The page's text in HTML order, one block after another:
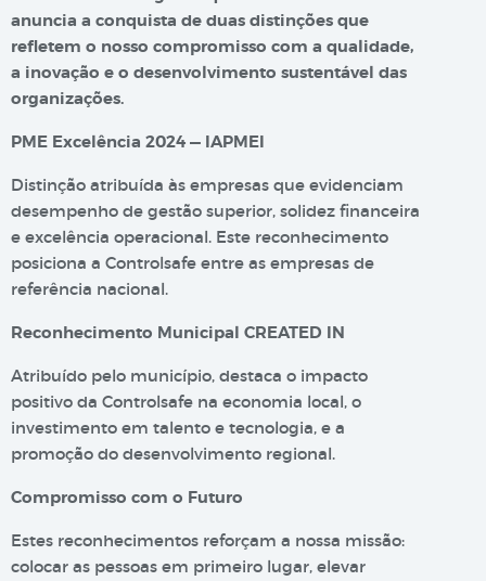
anuncia a conquista de duas distinções que
refletem o nosso compromisso com a qualidade,
a inovação e o desenvolvimento sustentável das
organizações.
PME Excelência 2024 — IAPMEI
Distinção atribuída às empresas que evidenciam
desempenho de gestão superior, solidez financeira
e excelência operacional. Este reconhecimento
posiciona a Controlsafe entre as empresas de
referência nacional.
Reconhecimento Municipal CREATED IN
Atribuído pelo município, destaca o impacto
positivo da Controlsafe na economia local, o
investimento em talento e tecnologia, e a
promoção do desenvolvimento regional.
Compromisso com o Futuro
Estes reconhecimentos reforçam a nossa missão:
colocar as pessoas em primeiro lugar, elevar